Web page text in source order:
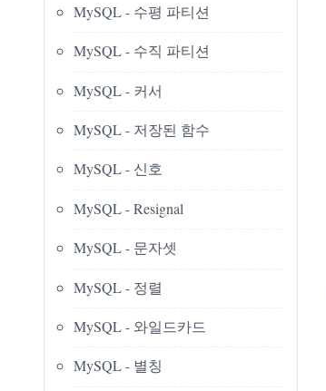
MySQL - 수평 파티션
MySQL - 수직 파티션
MySQL - 커서
MySQL - 저장된 함수
MySQL - 신호
MySQL - Resignal
MySQL - 문자셋
MySQL - 정렬
MySQL - 와일드카드
MySQL - 별칭